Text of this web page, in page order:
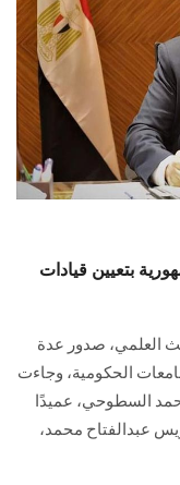
بتعيين قيادات
العلمي، صدور عدة
الحكومية، وجاءت
السطوحي، عميدًا
عبدالفتاح محمد،